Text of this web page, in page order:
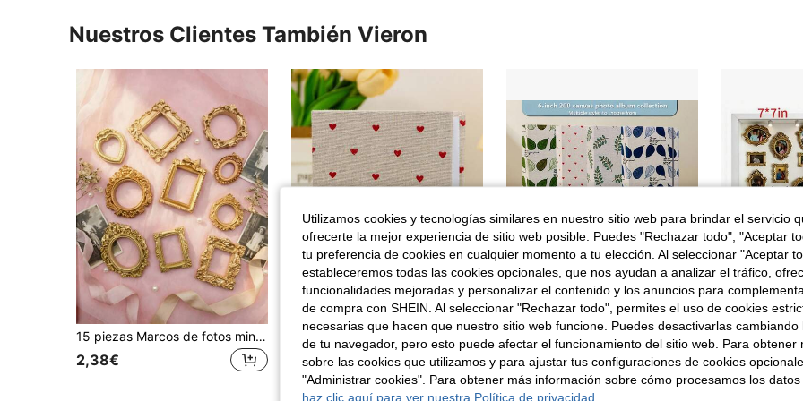
Nuestros Clientes También Vieron
15 piezas Marcos de fotos mini vintage dorados, serie barroca de marcos de fotos de resina hueca, marcos de fotos decorativos DIY, decoración de escultura de micro paisaje, accesorios decorativos
2,38€
-1% 1 pieza Álbum de fotos de 100 páginas con portada de tela de 6 pulgadas, páginas interiores de alta transparencia con funda de cuero, empaque de plástico, álbum de recortes, temporada de regreso a clases, útiles escolares, álbum de fotos, forma de corazón, regalo de Navidad y Año Nuevo, álbum de fotos de boda, álbum de fotos del Día de San Valentín
(1000+)
4,63€ 4,68€
#3 Más vendidos
2,25€
#2 Más
39 Left
#2 Más
39 Left
#2 Más
39 Left
#2 Más
13,50€
Utilizamos cookies y tecnologías similares en nuestro sitio web para brindar el servicio
ofrecerte la mejor experiencia de sitio web posible. Puedes "Rechazar todo", "Aceptar
tu preferencia de cookies en cualquier momento a tu elección. Al seleccionar "Aceptar
estableceremos todas las cookies opcionales, que nos ayudan a analizar el tráfico,
funcionalidades mejoradas y personalizar el contenido y los anuncios para
de compra con SHEIN. Al seleccionar "Rechazar todo", permites el uso de cookies
necesarias que hacen que nuestro sitio web funcione. Puedes desactivarlas cambiando
de tu navegador, pero esto puede afectar el funcionamiento del sitio web. Para obtener
sobre las cookies que utilizamos y para ajustar tus configuraciones de cookies
"Administrar cookies". Para obtener más información sobre cómo procesamos los datos
haz clic aquí para ver nuestra Política de privacidad.